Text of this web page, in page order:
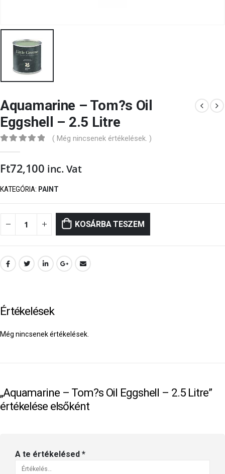
Aquamarine – Tom?s Oil
Eggshell – 2.5 Litre
( Még nincsenek értékelések. )
Ft72,100 inc. Vat
KATEGÓRIA: PAINT
KOSÁRBA TESZEM
Értékelések
Még nincsenek értékelések.
„Aquamarine – Tom?s Oil Eggshell – 2.5 Litre”
értékelése elsőként
A te értékelésed *